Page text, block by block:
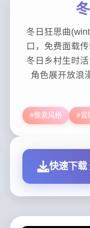
冬日狂思曲
口，免费面载
冬日乡村生时
角色展开放浪
#像素风格 #冒
快速下载